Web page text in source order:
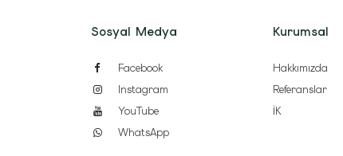
Sosyal Medya
Facebook
Instagram
YouTube
WhatsApp
Kurumsal
Hakkımızda
Referanslar
İK